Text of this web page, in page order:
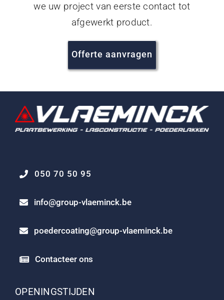
we uw project van eerste contact tot
afgewerkt product.
Offerte aanvragen
050 70 50 95
info@group-vlaeminck.be
poedercoating@group-vlaeminck.be
Contacteer ons
OPENINGSTIJDEN